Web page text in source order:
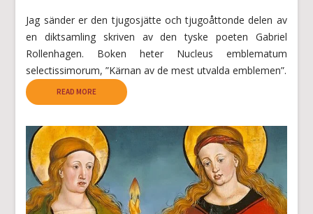
Jag sänder er den tjugosjätte och tjugoåttonde delen av
en diktsamling skriven av den tyske poeten Gabriel
Rollenhagen. Boken heter Nucleus emblematum
selectissimorum, ”Kärnan av de mest utvalda emblemen”.
READ MORE